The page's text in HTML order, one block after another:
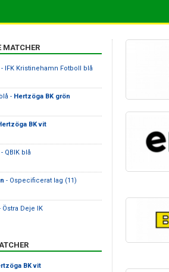
MATCHER
IFK Kristinehamn Fotboll blå
- Hertzöga BK grön
BK vit
QBIK blå
- Ospecificerat lag (11)
Östra Deje IK
BK vit